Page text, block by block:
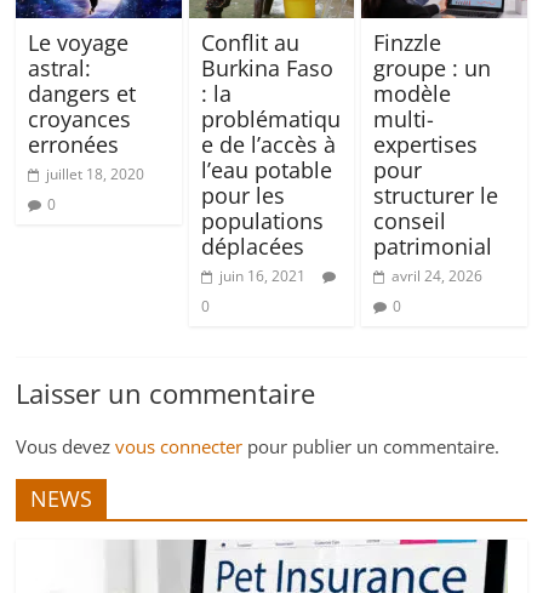
Le voyage
astral:
dangers et
croyances
erronées
juillet 18, 2020
0
Conflit au
Burkina Faso
: la
problématiqu
e de l’accès à
l’eau potable
pour les
populations
déplacées
juin 16, 2021
0
Finzzle
groupe : un
modèle
multi-
expertises
pour
structurer le
conseil
patrimonial
avril 24, 2026
0
Laisser un commentaire
Vous devezvous connecter pour publier un commentaire.
NEWS